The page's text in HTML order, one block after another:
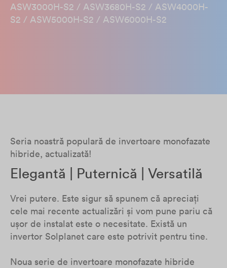
ASW3000H-S2 / ASW3680H-S2 / ASW4000H-
S2 / ASW5000H-S2 / ASW6000H-S2
Seria noastră populară de invertoare monofazate
hibride, actualizată!
Elegantă | Puternică | Versatilă
Vrei putere. Este sigur să spunem că apreciați
cele mai recente actualizări și vom pune pariu că
ușor de instalat este o necesitate. Există un
invertor Solplanet care este potrivit pentru tine.
Noua serie de invertoare monofazate hibride